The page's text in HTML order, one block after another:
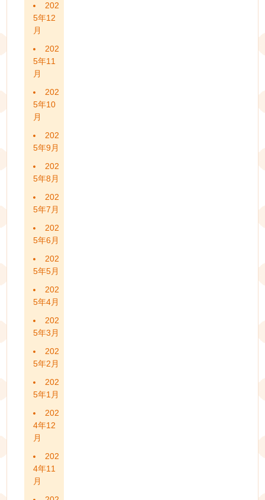
202
5年12
月
202
5年11
月
202
5年10
月
202
5年9月
202
5年8月
202
5年7月
202
5年6月
202
5年5月
202
5年4月
202
5年3月
202
5年2月
202
5年1月
202
4年12
月
202
4年11
月